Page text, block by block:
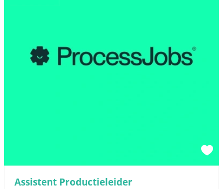
Assistent Productieleider